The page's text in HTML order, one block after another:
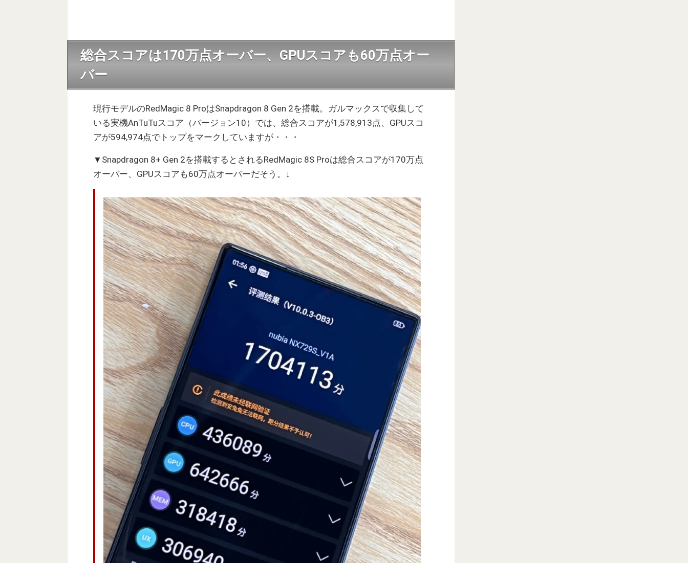
総合スコアは170万点オーバー、GPUスコアも60万点オー
バー
現行モデルのRedMagic 8 ProはSnapdragon 8 Gen 2を搭載。ガルマックスで収集して
いる実機AnTuTuスコア（バージョン10）では、総合スコアが1,578,913点、GPUスコ
アが594,974点でトップをマークしていますが・・・
▼Snapdragon 8+ Gen 2を搭載するとされるRedMagic 8S Proは総合スコアが170万点
オーバー、GPUスコアも60万点オーバーだそう。↓